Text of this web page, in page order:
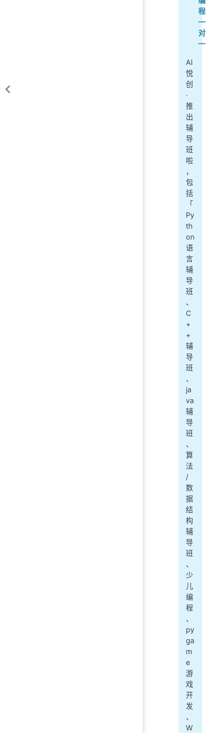
程
一
对
一
AI
悦
创
·
推
出
辅
导
班
啦
，
包
括
「
Py
th
on
语
言
辅
导
班
、
C
+
+
辅
导
班
、
ja
va
辅
导
班
、
算
法
/
数
据
结
构
辅
导
班
、
少
儿
编
程
、
py
ga
m
e
游
戏
开
发
、
W